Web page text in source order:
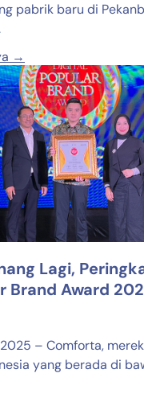
pabrik baru di
→
Lagi,
Brand Award
– Comforta,
yang berada di